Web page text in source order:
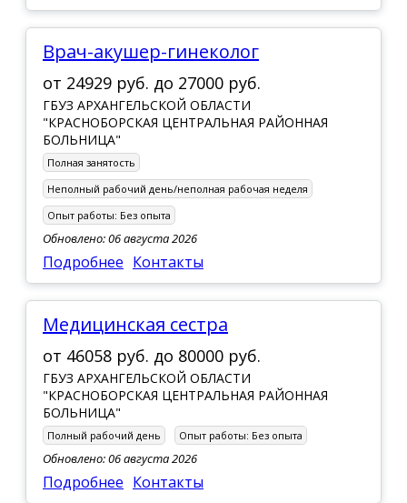
врач-акушер-гинеколог
от 24929 руб. до 27000 руб.
ГБУЗ АРХАНГЕЛЬСКОЙ ОБЛАСТИ
"КРАСНОБОРСКАЯ ЦЕНТРАЛЬНАЯ РАЙОННАЯ
БОЛЬНИЦА"
Полная занятость
Неполный рабочий день/неполная рабочая неделя
Опыт работы: Без опыта
Обновлено: 06 августа 2026
Подробнее Контакты
Медицинская сестра
от 46058 руб. до 80000 руб.
ГБУЗ АРХАНГЕЛЬСКОЙ ОБЛАСТИ
"КРАСНОБОРСКАЯ ЦЕНТРАЛЬНАЯ РАЙОННАЯ
БОЛЬНИЦА"
Полный рабочий день Опыт работы: Без опыта
Обновлено: 06 августа 2026
Подробнее Контакты